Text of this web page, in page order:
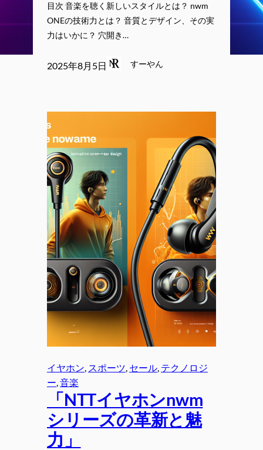
目次 音楽を聴く新しいスタイルとは？ nwm
ONEの技術力とは？ 音質とデザイン、その実
力はいかに？ 穴開き…
2025年8月5日 すーやん
イヤホン スポーツ セール テクノロジ
ー 音楽
「NTTイヤホンnwm
シリーズの革新と魅
力」